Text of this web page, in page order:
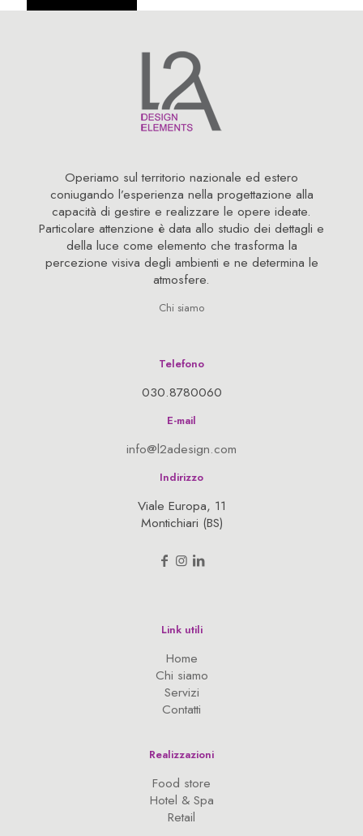
Operiamo sul territorio nazionale ed estero
coniugando l’esperienza nella progettazione alla
capacità di gestire e realizzare le opere ideate.
Particolare attenzione è data allo studio dei dettagli e
della luce come elemento che trasforma la
percezione visiva degli ambienti e ne determina le
atmosfere.
Chi siamo
Telefono
030.8780060
E-mail
info@l2adesign.com
Indirizzo
Viale Europa, 11
Montichiari (BS)
Link utili
Home
Chi siamo
Servizi
Contatti
Realizzazioni
Food store
Hotel & Spa
Retail